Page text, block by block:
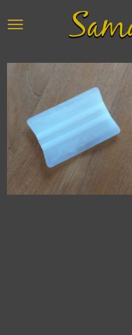
direct
de
hoofdinhoud